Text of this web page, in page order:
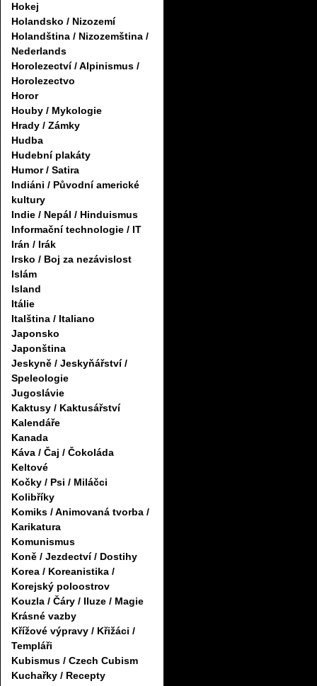
Hokej
Holandsko / Nizozemí
Holandština / Nizozemština /
Nederlands
Horolezectví / Alpinismus /
Horolezectvo
Horor
Houby / Mykologie
Hrady / Zámky
Hudba
Hudební plakáty
Humor / Satira
Indiáni / Původní americké
kultury
Indie / Nepál / Hinduismus
Informační technologie / IT
Irán / Irák
Irsko / Boj za nezávislost
Islám
Island
Itálie
Italština / Italiano
Japonsko
Japonština
Jeskyně / Jeskyňářství /
Speleologie
Jugoslávie
Kaktusy / Kaktusářství
Kalendáře
Kanada
Káva / Čaj / Čokoláda
Keltové
Kočky / Psi / Miláčci
Kolibříky
Komiks / Animovaná tvorba /
Karikatura
Komunismus
Koně / Jezdectví / Dostihy
Korea / Koreanistika /
Korejský poloostrov
Kouzla / Čáry / Iluze / Magie
Krásné vazby
Křížové výpravy / Křižáci /
Templáři
Kubismus / Czech Cubism
Kuchařky / Recepty